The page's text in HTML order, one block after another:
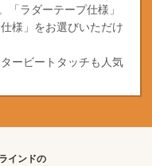
「ラダーテープ仕様」
仕様」をお選びいただけ
ービートタッチも人気
インドの